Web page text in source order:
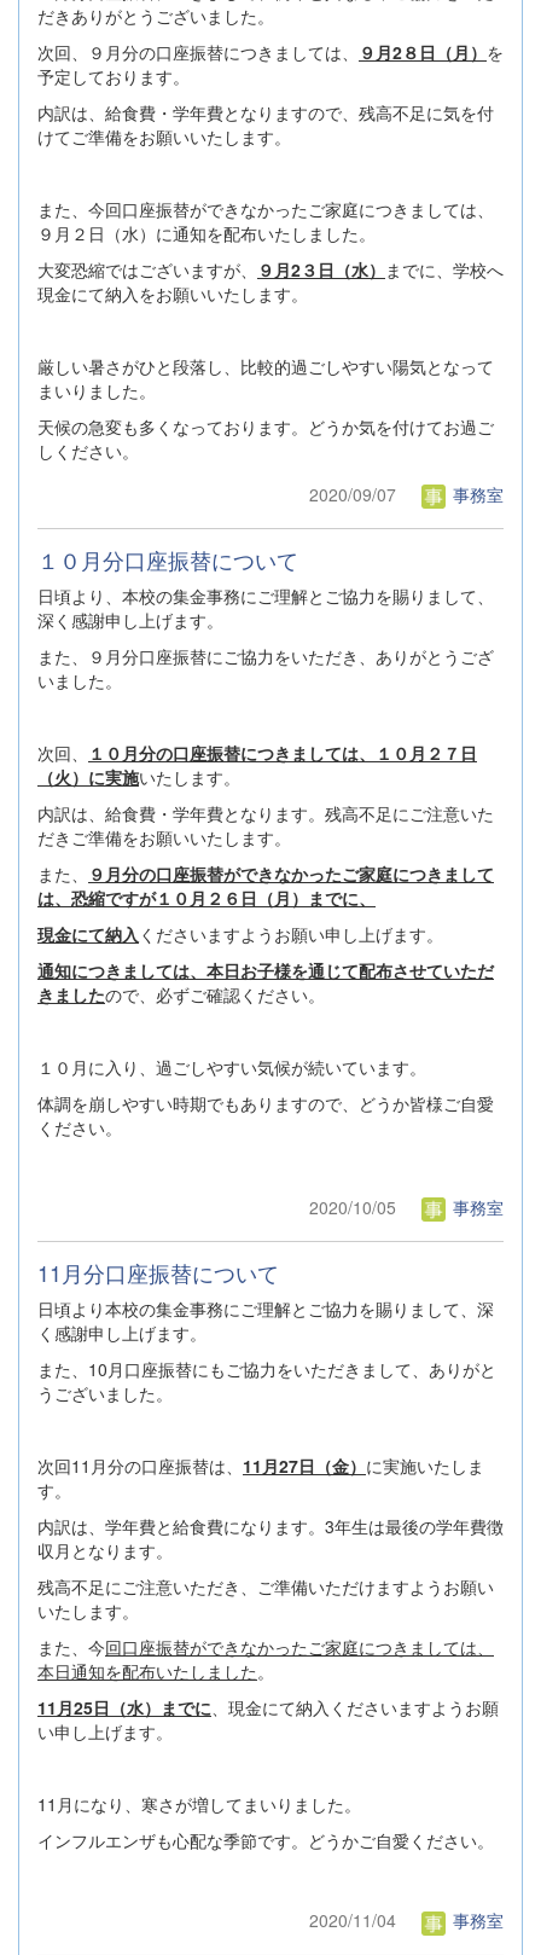
だきありがとうございました。
次回、９月分の口座振替につきましては、
９月2８日（月） を
予定しております。
内訳は、給食費・学年費となりますので、残高不足に気を付
けてご準備をお願いいたします。
また、今回口座振替ができなかったご家庭につきましては、
９月２日（水）に通知を配布いたしました。
大変恐縮ではございますが、
９月2３日（水） までに、学校へ
現金にて納入をお願いいたします。
厳しい暑さがひと段落し、比較的過ごしやすい陽気となって
まいりました。
天候の急変も多くなっております。どうか気を付けてお過ご
しください。
2020/09/07
事務室
１０月分口座振替について
日頃より、本校の集金事務にご理解とご協力を賜りまして、
深く感謝申し上げます。
また、９月分口座振替にご協力をいただき、ありがとうござ
いました。
次回、
１０月分の口座振替につきましては、１０月２７日
（火）に実施いたします。
内訳は、給食費・学年費となります。残高不足にご注意いた
だきご準備をお願いいたします。
また、
９月分の口座振替ができなかったご家庭につきまして
は、恐縮ですが１０月２６日（月）までに、
現金にて納入 くださいますようお願い申し上げます。
通知につきましては、本日お子様を通じて配布させていただ
きましたので、必ずご確認ください。
１０月に入り、過ごしやすい気候が続いています。
体調を崩しやすい時期でもありますので、どうか皆様ご自愛
ください。
2020/10/05 事務室
11月分口座振替について
日頃より本校の集金事務にご理解とご協力を賜りまして、深
く感謝申し上げます。
また、10月口座振替にもご協力をいただきまして、ありがと
うございました。
次回11月分の口座振替は、 11月27日（金） に実施いたしま
す。
内訳は、学年費と給食費になります。3年生は最後の学年費徴
収月となります。
残高不足にご注意いただき、ご準備いただけますようお願い
いたします。
また、今回口座振替ができなかったご家庭につきましては、
本日通知を配布いたしました。
11月25日（水）までに、現金にて納入くださいますようお願
い申し上げます。
11月になり、寒さが増してまいりました。
インフルエンザも心配な季節です。どうかご自愛ください。
2020/11/04 事務室